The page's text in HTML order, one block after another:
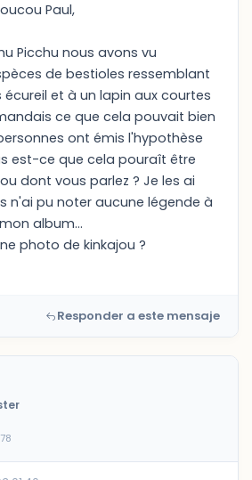
Paul,
Picchu nous avons vu
de bestioles ressemblant
et à un lapin aux courtes
ce que cela pouvait bien
ont émis l'hypothèse
est-ce que cela pouraît être
dont vous parlez ? Je les ai
n'ai pu noter aucune légende à
album...
photo de kinkajou ?
Responder a este mensaje